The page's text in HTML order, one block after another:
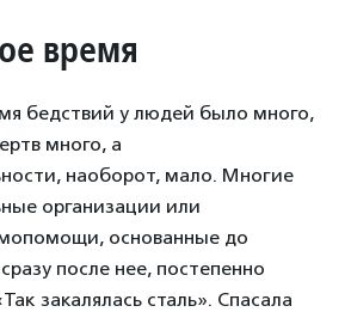
время
бедствий у людей было много,
много, а
наоборот, мало. Многие
организации или
основанные до
после нее, постепенно
закалялась сталь». Спасала